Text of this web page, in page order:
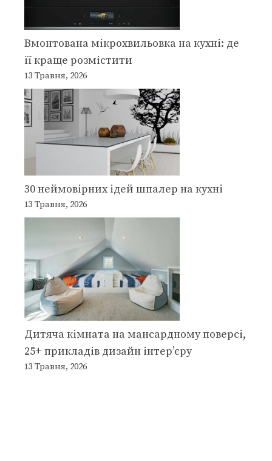
Вмонтована мікрохвильовка на кухні: де
її краще розмістити
13 Травня, 2026
30 неймовірних ідей шпалер на кухні
13 Травня, 2026
Дитяча кімната на мансардному поверсі,
25+ прикладів дизайн інтер’єру
13 Травня, 2026